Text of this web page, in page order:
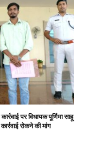
पर विधायक पूर्णिमा साहू
रोकने की मांग